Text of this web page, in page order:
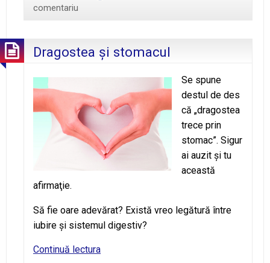
comentariu
Dragostea şi stomacul
Se spune
destul de des
că „dragostea
trece prin
stomac”. Sigur
ai auzit şi tu
această
afirmaţie.
Să fie oare adevărat? Există vreo legătură între
iubire şi sistemul digestiv?
Continuă lecturaDragostea